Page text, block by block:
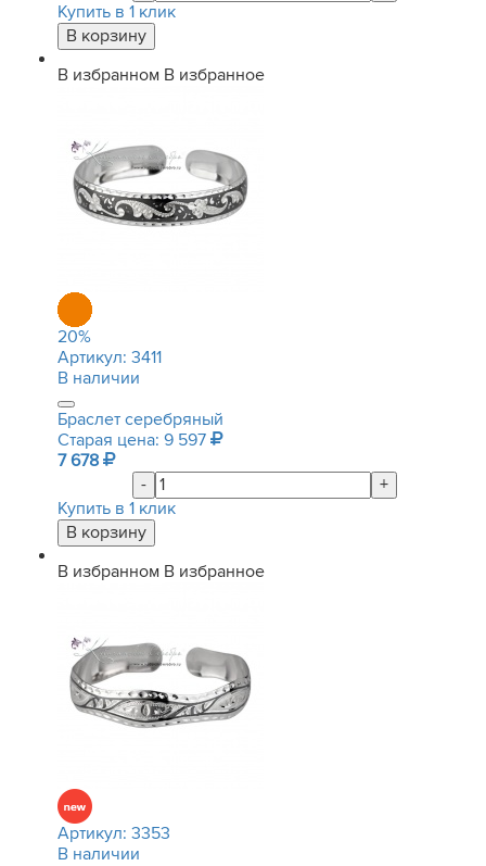
Купить в 1 клик
В избранном В избранное
20%
Артикул: 3411
В наличии
Браслет серебряный
Старая цена: 9 597
7 678
-
+
Купить в 1 клик
В избранном В избранное
Артикул: 3353
В наличии